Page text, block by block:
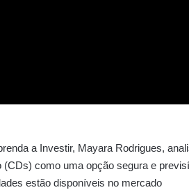
a Investir, Mayara Rodrigues,
como uma opção segura e
estão disponíveis no mercado